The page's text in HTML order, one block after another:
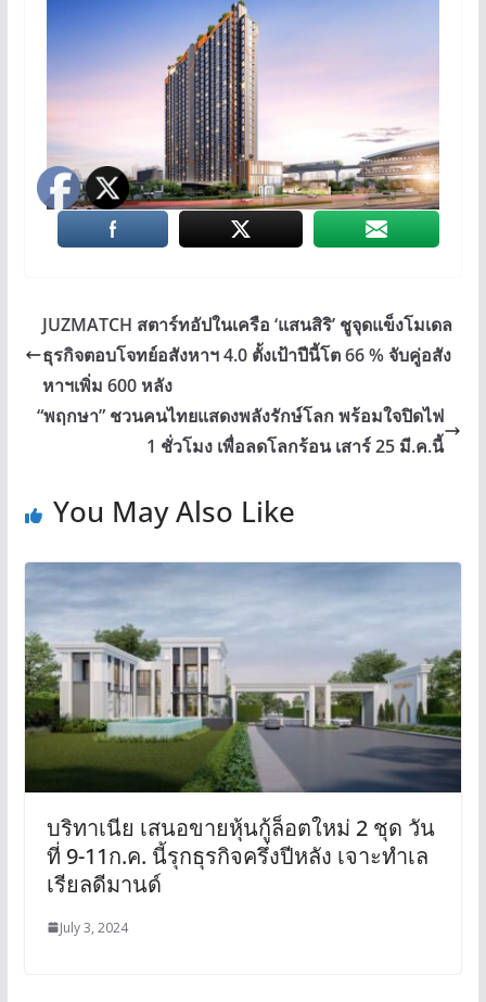
JUZMATCH สตาร์ทอัปในเครือ ‘แสนสิริ’ ชูจุดแข็งโมเดล
ธุรกิจตอบโจทย์อสังหาฯ 4.0 ตั้งเป้าปีนี้โต 66 % จับคู่อสัง
หาฯเพิ่ม 600 หลัง
“พฤกษา” ชวนคนไทยแสดงพลังรักษ์โลก พร้อมใจปิดไฟ
1 ชั่วโมง เพื่อลดโลกร้อน เสาร์ 25 มี.ค.นี้
You May Also Like
บริทาเนีย เสนอขายหุ้นกู้ล็อตใหม่ 2 ชุด วัน
ที่ 9-11ก.ค. นี้รุกธุรกิจครึ่งปีหลัง เจาะทำเล
เรียลดีมานด์
July 3, 2024